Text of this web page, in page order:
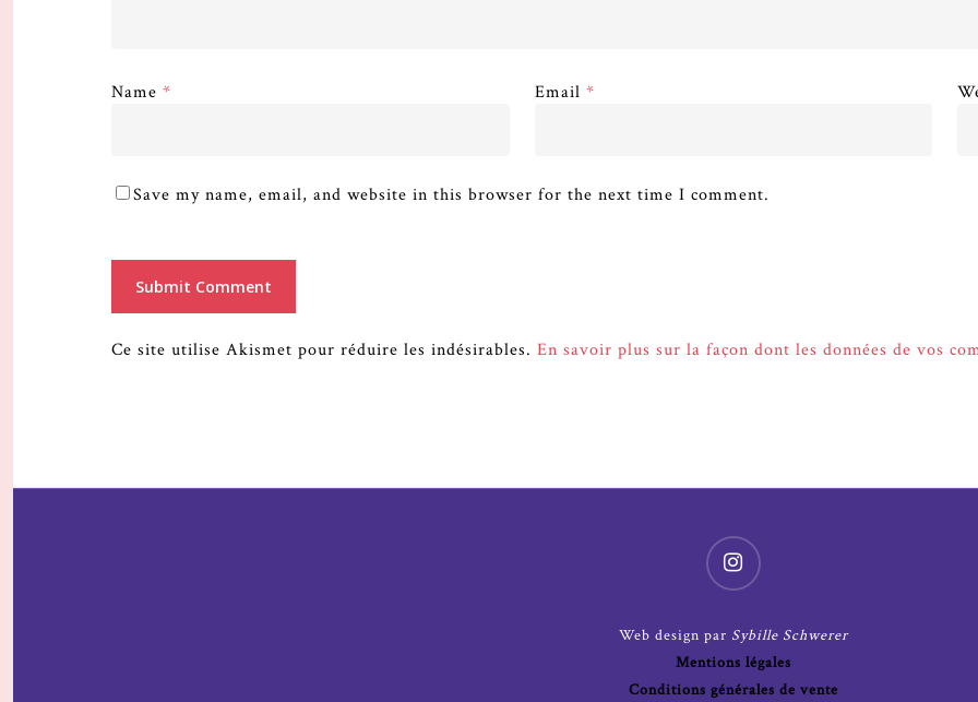
Name * Email *
Save my name, email, and website in this browser for the next time I comment.
Ce site utilise Akismet pour réduire les indésirables. En savoir plus sur la façon dont les données de vos
Web design par Sybille Schwerer
Mentions légales
Conditions générales de vente